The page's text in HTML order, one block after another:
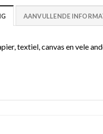
AANVULLENDE
textiel, canvas en vele